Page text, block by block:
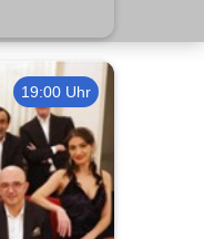
19:00 Uhr